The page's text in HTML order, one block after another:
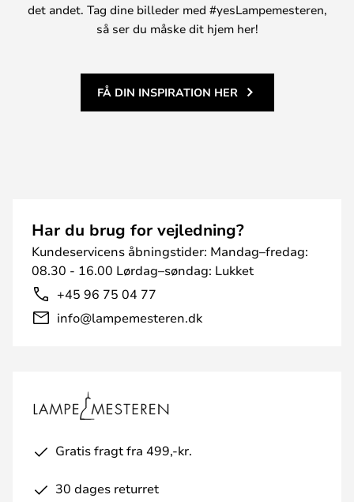
det andet. Tag dine billeder med #yesLampemesteren,
så ser du måske dit hjem her!
FÅ DIN INSPIRATION HER
Har du brug for vejledning?
Kundeservicens åbningstider: Mandag–fredag:
08.30 - 16.00 Lørdag–søndag: Lukket
+45 96 75 04 77
info@lampemesteren.dk
Gratis fragt fra 499,-kr.
30 dages returret